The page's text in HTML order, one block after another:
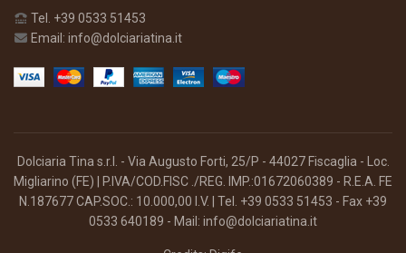
Tel. +39 0533 51453
Email: info@dolciariatina.it
Dolciaria Tina s.r.l. - Via Augusto Forti, 25/P - 44027 Fiscaglia - Loc.
Migliarino (FE) | P.IVA/COD.FISC ./REG. IMP.:01672060389 - R.E.A. FE
N.187677 CAP.SOC.: 10.000,00 I.V. | Tel. +39 0533 51453 - Fax +39
0533 640189 - Mail: info@dolciariatina.it